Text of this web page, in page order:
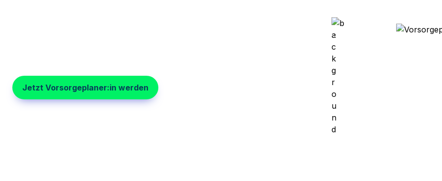
und bauen Sie sich schnell und einfach einen großen Kundenstamm auf.
Jetzt Vorsorgeplaner:in werden